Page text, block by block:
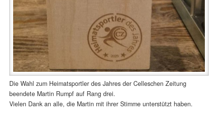
Die Wahl zum Heimatsportler des Jahres der Celleschen Zeitung
beendete Martin Rumpf auf Rang drei.
Vielen Dank an alle, die Martin mit ihrer Stimme unterstützt haben.